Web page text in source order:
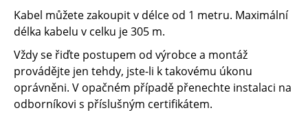
Kabel můžete zakoupit v délce od 1 metru. Maximální
délka kabelu v celku je 305 m.
Vždy se řiďte postupem od výrobce a montáž
provádějte jen tehdy, jste-li k takovému úkonu
oprávněni. V opačném případě přenechte instalaci na
odborníkovi s příslušným certifikátem.